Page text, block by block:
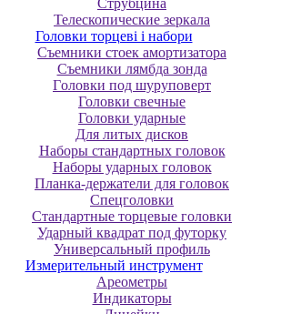
Струбцина
Телескопические зеркала
Головки торцеві і набори
Cъeмники cтoeк aмopтизaтopa
Cъeмники лямбдa зoндa
Гoлoвки пoд шуpупoвepт
Головки свечные
Головки ударные
Для литых дисков
Наборы стандартных головок
Наборы ударных головок
Планка-держатели для головок
Спецголовки
Стандартные торцевые головки
Ударный квадрат под футорку
Универсальный профиль
Измерительный инструмент
Ареометры
Индикаторы